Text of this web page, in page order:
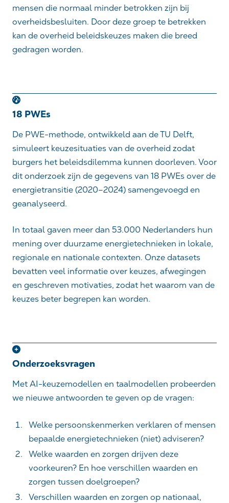
mensen die normaal minder betrokken zijn bij
overheidsbesluiten. Door deze groep te betrekken
kan de overheid beleidskeuzes maken die breed
gedragen worden.
18 PWEs
De PWE-methode, ontwikkeld aan de TU Delft,
simuleert keuzesituaties van de overheid zodat
burgers het beleidsdilemma kunnen doorleven. Voor
dit onderzoek zijn de gegevens van 18 PWEs over de
energietransitie (2020–2024) samengevoegd en
geanalyseerd.
In totaal gaven meer dan 53.000 Nederlanders hun
mening over duurzame energietechnieken in lokale,
regionale en nationale contexten. Onze datasets
bevatten veel informatie over keuzes, afwegingen
en geschreven motivaties, zodat het waarom van de
keuzes beter begrepen kan worden.
Onderzoeksvragen
Met AI-keuzemodellen en taalmodellen probeerden
we nieuwe antwoorden te geven op de vragen:
Welke persoonskenmerken verklaren of mensen
bepaalde energietechnieken (niet) adviseren?
Welke waarden en zorgen drijven deze
voorkeuren? En hoe verschillen waarden en
zorgen tussen doelgroepen?
Verschillen waarden en zorgen op nationaal,